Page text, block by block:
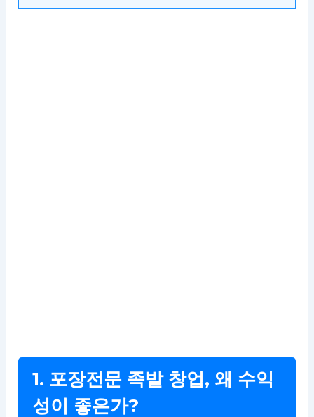
1. 포장전문 족발 창업, 왜 수익
성이 좋은가?